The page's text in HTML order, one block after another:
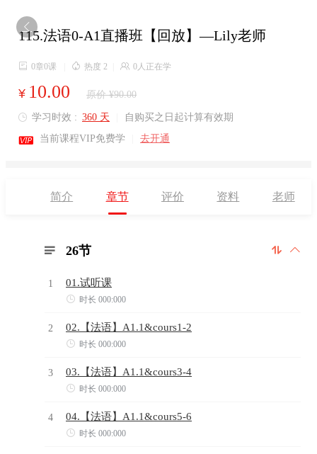

115.法语0-A1直播班【回放】—Lily老师
 0章0课  热度 2  0人正在学
¥ 10.00 原价 ¥90.00
 学习时效 : 360 天 自购买之日起计算有效期
 当前课程VIP免费学 去开通
简介 章节 评价 资料 老师
 
 26节
1 01.试听课
 时长 000:000
2 02.【法语】A1.1&cours1-2
 时长 000:000
3 03.【法语】A1.1&cours3-4
 时长 000:000
4 04.【法语】A1.1&cours5-6
 时长 000:000